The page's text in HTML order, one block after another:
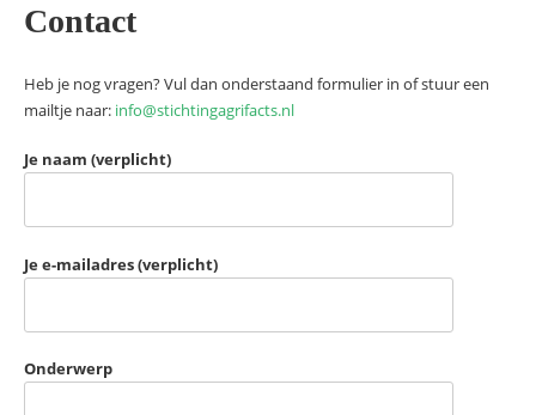
Contact
Heb je nog vragen? Vul dan onderstaand formulier in of stuur een
mailtje naar: info@stichtingagrifacts.nl
Je naam (verplicht)
Je e-mailadres (verplicht)
Onderwerp